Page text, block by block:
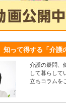
知って得する 「介護
介護の疑問、
して暮らして
立ちコラムを